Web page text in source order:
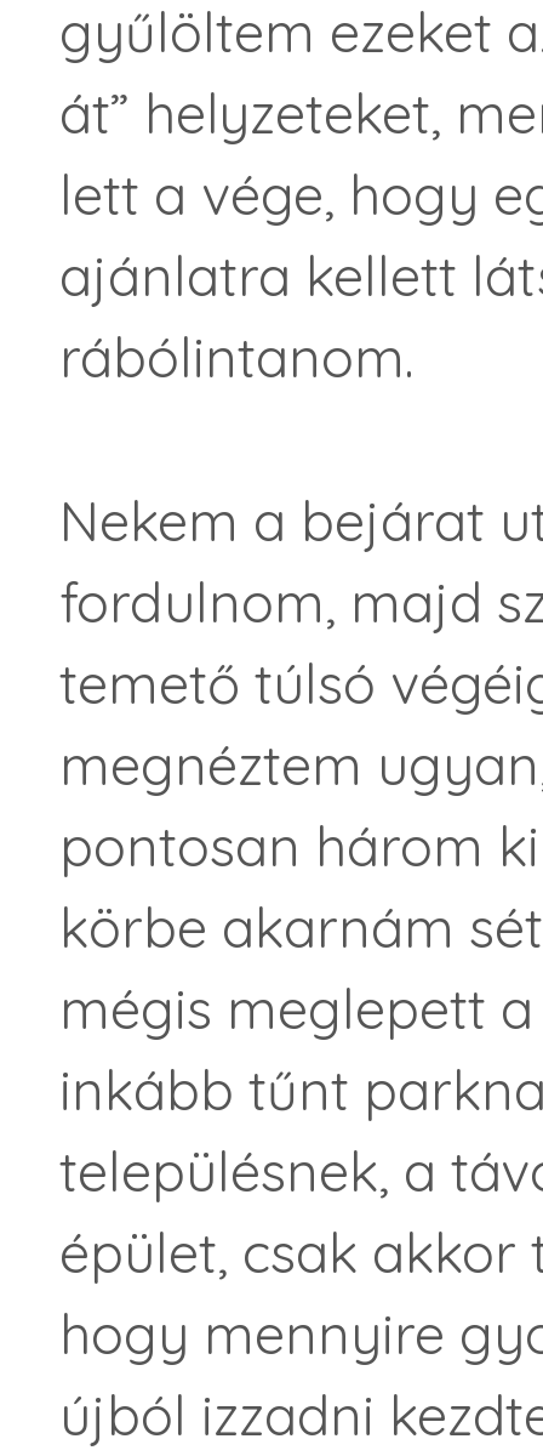
gyűlöltem ezeket
át” helyzeteket,
lett a vége, hogy
ajánlatra kellett
rábólintanom.
Nekem a bejárat
fordulnom, majd
temető túlsó
megnéztem
pontosan három
körbe akarnám
mégis meglepett
inkább tűnt
településnek, a
épület, csak
hogy mennyire
újból izzadni